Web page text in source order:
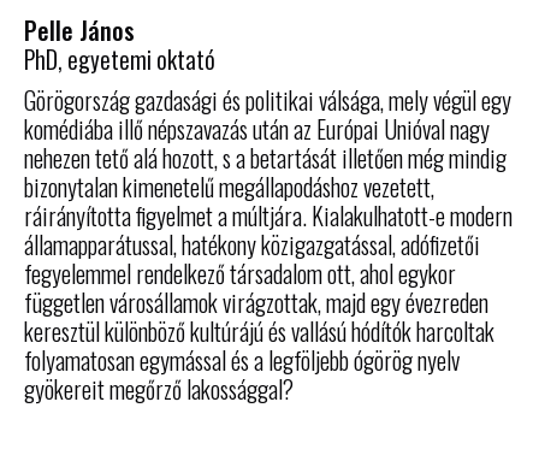
Pelle János
PhD, egyetemi oktató
Görögország gazdasági és politikai válsága, mely végül egy
komédiába illő népszavazás után az Európai Unióval nagy
nehezen tető alá hozott, s a betartását illetően még mindig
bizonytalan kimenetelű megállapodáshoz vezetett,
ráirányította figyelmet a múltjára. Kialakulhatott-e modern
államapparátussal, hatékony közigazgatással, adófizetői
fegyelemmel rendelkező társadalom ott, ahol egykor
független városállamok virágzottak, majd egy évezreden
keresztül különböző kultúrájú és vallású hódítók harcoltak
folyamatosan egymással és a legföljebb ógörög nyelv
gyökereit megőrző lakossággal?